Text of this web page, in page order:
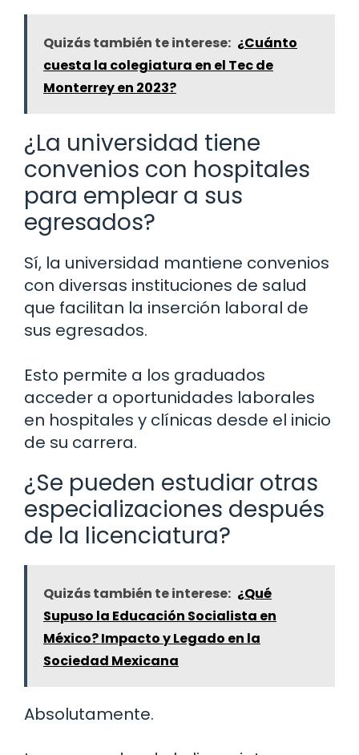
Quizás también te interese: ¿Cuánto
cuesta la colegiatura en el Tec de
Monterrey en 2023?
¿La universidad tiene
convenios con hospitales
para emplear a sus
egresados?
Sí, la universidad mantiene convenios
con diversas instituciones de salud
que facilitan la inserción laboral de
sus egresados.
Esto permite a los graduados
acceder a oportunidades laborales
en hospitales y clínicas desde el inicio
de su carrera.
¿Se pueden estudiar otras
especializaciones después
de la licenciatura?
Quizás también te interese: ¿Qué
Supuso la Educación Socialista en
México? Impacto y Legado en la
Sociedad Mexicana
Absolutamente.